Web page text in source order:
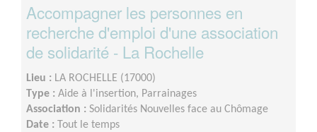
Accompagner les personnes en
recherche d'emploi d'une association
de solidarité - La Rochelle
Lieu : LA ROCHELLE (17000)
Type : Aide à l'insertion, Parrainages
Association : Solidarités Nouvelles face au Chômage
Date :
Tout le temps